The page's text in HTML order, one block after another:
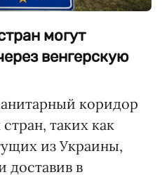
могут
венгерскую
коридор
таких как
из Украины,
доставив в